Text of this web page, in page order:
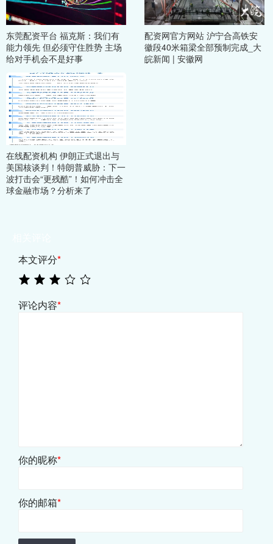
东莞配资平台 福克斯：我们有
能力领先 但必须守住胜势 主场
给对手机会不是好事
配资网官方网站 沪宁合高铁安
徽段40米箱梁全部预制完成_大
皖新闻 | 安徽网
在线配资机构 伊朗正式退出与
美国核谈判！特朗普威胁：下一
波打击会“更残酷”！如何冲击全
球金融市场？分析来了
本文评分*
评论内容*
你的昵称*
你的邮箱*